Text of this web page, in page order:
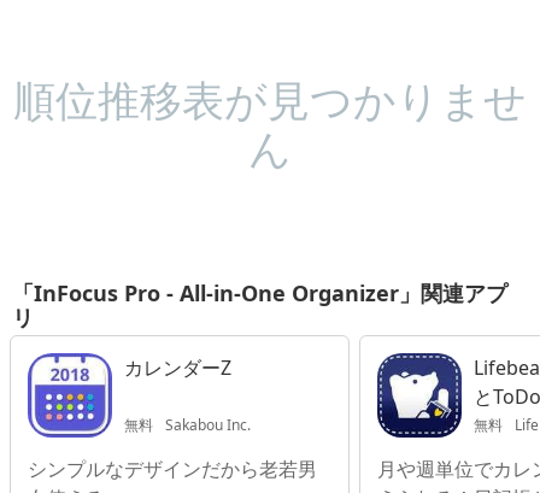
順位推移表が見つかりませ
ん
「InFocus Pro - All-in-One Organizer」関連アプ
リ
カレンダーZ
無料 Sakabou Inc.
シンプルなデザインだから老若男
と
手帳
無料
月や週単位でカ